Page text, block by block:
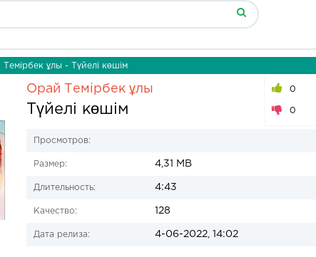
ұлы - Түйелі көшім
Орай Темірбек ұлы
Түйелі көшім
0
0
Просмотров:
Размер: 4,31 MB
Длительность: 4:43
Качество: 128
Дата релиза: 4-06-2022, 14:02